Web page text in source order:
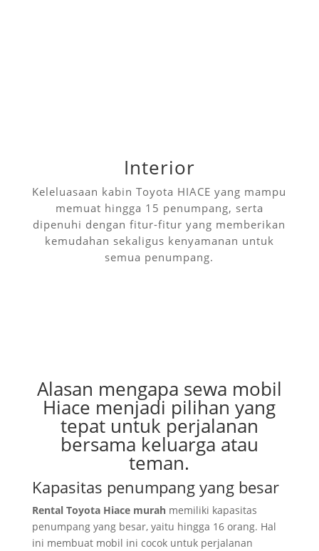
Interior
Keleluasaan kabin Toyota HIACE yang mampu
memuat hingga 15 penumpang, serta
dipenuhi dengan fitur-fitur yang memberikan
kemudahan sekaligus kenyamanan untuk
semua penumpang.
Alasan mengapa sewa mobil
Hiace menjadi pilihan yang
tepat untuk perjalanan
bersama keluarga atau
teman.
Kapasitas penumpang yang besar
Rental Toyota Hiace murahmemiliki kapasitas
penumpang yang besar, yaitu hingga 16 orang. Hal
ini membuat mobil ini cocok untuk perjalanan